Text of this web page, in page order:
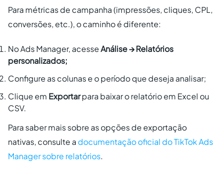
Para métricas de campanha (impressões, cliques, CPL,
conversões, etc.), o caminho é diferente:
No Ads Manager, acesseAnálise → Relatórios
personalizados;
Configure as colunas e o período que deseja analisar;
Clique em Exportarpara baixar o relatório em Excel ou
CSV.
Para saber mais sobre as opções de exportação
nativas, consulte a documentação oficial do TikTok Ads
Manager sobre relatórios.